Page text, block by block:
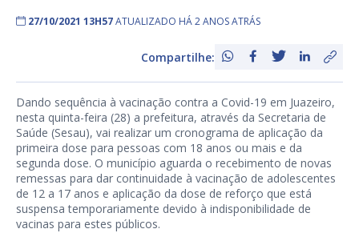
27/10/2021 13H57ATUALIZADO HÁ 2 ANOS ATRÁS
Compartilhe:
Dando sequência à vacinação contra a Covid-19 em Juazeiro,
nesta quinta-feira (28) a prefeitura, através da Secretaria de
Saúde (Sesau), vai realizar um cronograma de aplicação da
primeira dose para pessoas com 18 anos ou mais e da
segunda dose. O município aguarda o recebimento de novas
remessas para dar continuidade à vacinação de adolescentes
de 12 a 17 anos e aplicação da dose de reforço que está
suspensa temporariamente devido à indisponibilidade de
vacinas para estes públicos.